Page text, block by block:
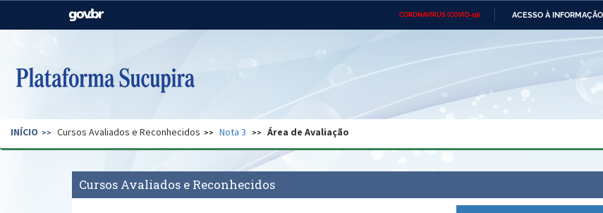
CORONAVÍRUS (COVID-19) ACESSO À INFORMAÇÃO
Casa Civil Ministério das Relações
Pecuária e Abastecimento
Ministério do Desenvolvimento
Regional
Secretaria de Governo Gabinete de Segurança Advocacia-Geral da União Banco Central do Brasil
INÍCIO Cursos Avaliados e Reconhecidos Nota 3 Área de Avaliação
Cursos Avaliados e Reconhecidos